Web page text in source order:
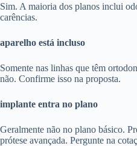
Sim. A maioria dos planos inclui
carências.
aparelho está incluso
Somente nas linhas que têm
não. Confirme isso na proposta.
implante entra no plano
Geralmente não no plano básico.
prótese avançada. Pergunte na